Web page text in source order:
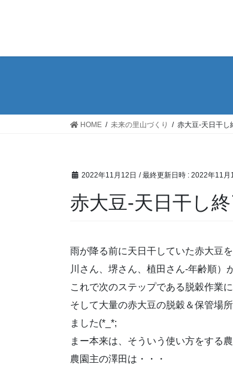
HOME 未来の里山づくり 赤大豆-天日干し
2022年11月12日 / 最終更新日時 : 2022年11月
赤大豆-天日干し終
雨が降る前に天日干していた赤大豆
川さん、堺さん、植田さん-年齢順）
これで次のステップである脱穀作業に
そして大量の赤大豆の脱穀＆保管場
ました(*_*;
まー本来は、そういう使い方をする
農園主の澤田は・・・